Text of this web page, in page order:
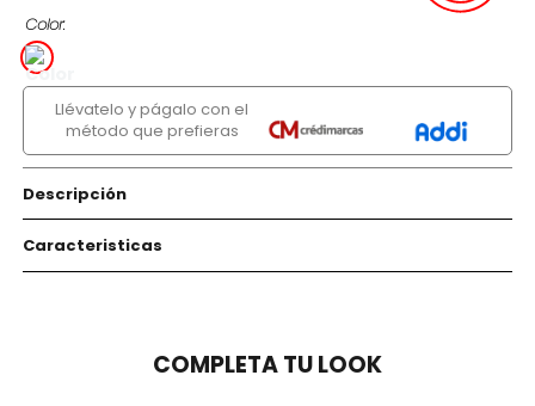
Color
Llévatelo y págalo con el
método que prefieras
Descripción
Caracteristicas
COMPLETA TU LOOK